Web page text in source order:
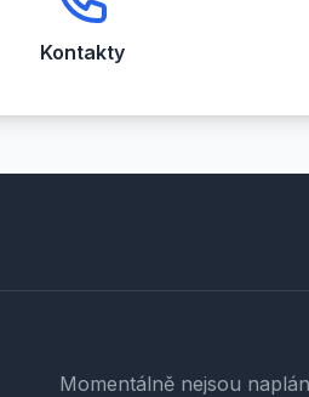
Kontakty
Momentálně nejsou